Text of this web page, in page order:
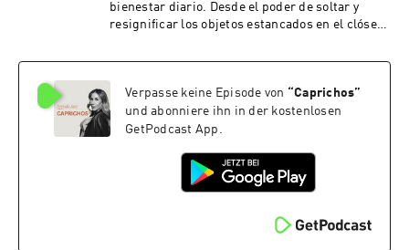
bienestar diario. Desde el poder de soltar y
resignificar los objetos estancados en el clóset,
departamento en las alturas. Descubre los
discusiones pasadas, el uso sabio de los espejos
(y por qué deberías evitar los fragmentados
cerca de tu cama) y la importancia de la cocina
hogar. Una conversación indispensable para
armonizar tu vida de afuera hacia adentro.
Verpasse keine Episode von “Caprichos”
und abonniere ihn in der kostenlosen
GetPodcast App.